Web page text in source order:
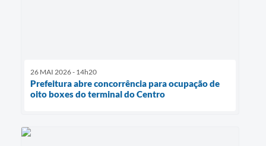
26 MAI 2026 - 14h20
Prefeitura abre concorrência para ocupação de
oito boxes do terminal do Centro